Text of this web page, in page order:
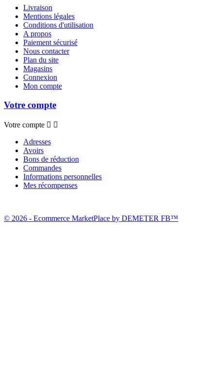
Livraison
Mentions légales
Conditions d'utilisation
A propos
Paiement sécurisé
Nous contacter
Plan du site
Magasins
Connexion
Mon compte
Votre compte
Votre compte  
Adresses
Avoirs
Bons de réduction
Commandes
Informations personnelles
Mes récompenses
© 2026 - Ecommerce MarketPlace by DEMETER FB™